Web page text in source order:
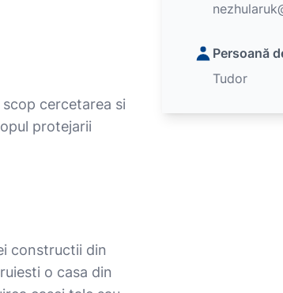
cercetarea si
protejarii
constructii din
o casa din
Persoană
Tudor